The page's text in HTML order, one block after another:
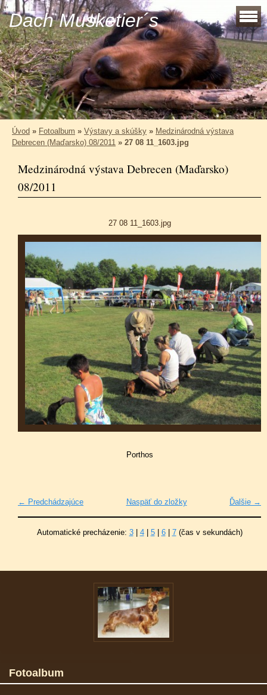
Dach Musketier´s
Úvod » Fotoalbum » Výstavy a skúšky » Medzinárodná výstava
Debrecen (Maďarsko) 08/2011 » 27 08 11_1603.jpg
Medzinárodná výstava Debrecen (Maďarsko)
08/2011
27 08 11_1603.jpg
Porthos
← Predchádzajúce Ďalšie →
Naspäť do zložky
Automatické precházenie: 3| 4| 5| 6| 7(čas v sekundách)
Fotoalbum